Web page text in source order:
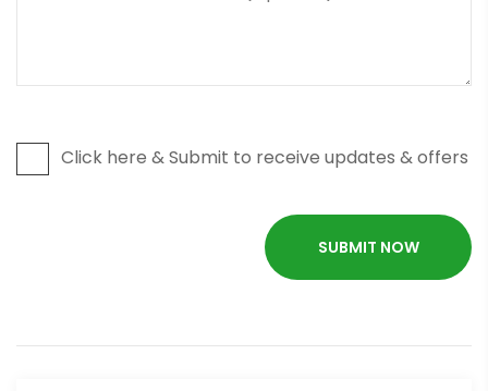
Click here & Submit to receive updates & offers